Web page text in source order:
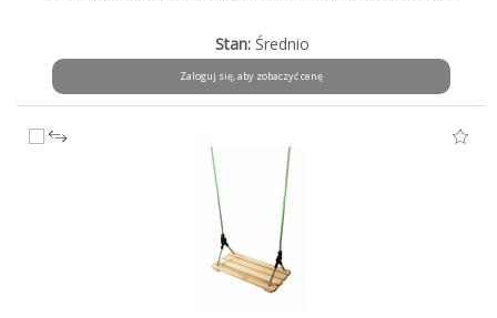
Stan: Średnio
Zaloguj się, aby zobaczyć cenę